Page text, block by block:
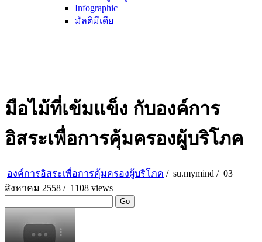
Infographic
มัลติมีเดีย
มือไม้ที่เข้มแข็ง กับองค์การ
อิสระเพื่อการคุ้มครองผู้บริโภค
องค์การอิสระเพื่อการคุ้มครองผู้บริโภค / su.mymind / 03
สิงหาคม 2558 / 1108 views
Go